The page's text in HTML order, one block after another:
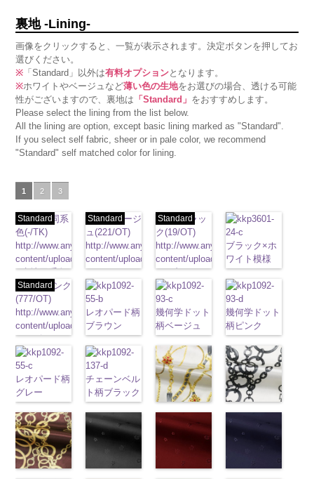
裏地 -Lining-
画像をクリックすると、一覧が表示されます。決定ボタンを押してお
選びください。
※ 「Standard」以外は有料オプションとなります。
※ホワイトやベージュなど薄い色の生地をお選びの場合、透ける可能
性がございますので、裏地は 「Standard」 をおすすめします。
Please select the lining from the list below.
All the lining are option, except basic lining marked as "Standard".
If you select self fabric, sheer or in pale color, we recommend
"Standard" self matched color for lining.
1 2 3
生地同系
色(-/TK)
http://www.anys.co.jp/wp-
content/uploads/2013/04/jpg
- 生地同系色
無地 ポリエ
ステル100％
CHARALIST、
d.、
DOLCELABY、
FairyRose、
JEANNE、
LUNAMARY、
LUNAMARY
ラージサイ
ズ、
Macolina、
NUDE、
pinkywolman
0
Standard
ベージ
ュ(221/OT)
http://www.anys.co.jp/wp-
content/uploads/2013/04/221.jpg
221 ベージュ
無地 ポリエ
ステル100％
CHARALIST、
d.、
DOLCELABY、
FairyRose、
JEANNE、
LUNAMARY、
LUNAMARY
ラージサイ
ズ、
Macolina、
NUDE、
0
Standard
ブラッ
ク(19/OT)
http://www.anys.co.jp/wp-
content/uploads/2013/02/19.jpg
19 ブラック
無地 ポリエ
ステル100％
CHARALIST、
d.、
DOLCELABY、
FairyRose、
JEANNE、
LUNAMARY、
LUNAMARY
ラージサイ
ズ、
Macolina、
NUDE、
0
Standard
ブラック×ホ
ワイト模様
(KKP3601-
24-C)
http://
content/uploads/
24-c.jpg
KKP3601-24-
C ブラック×
ホワイト 模
様 ポリエス
テル100％
DOLCELABY、
FairyRose
6000
ピンク
(777/OT)
http://www.anys.co.jp/wp-
content/uploads/2013/08/777.jpg
777 ピンク
無地 ポリエ
ステル100％
CHARALIST、
d.、
DOLCELABY、
FairyRose、
JEANNE、
LUNAMARY、
LUNAMARY
ラージサイ
Standard
レオパード柄
ブラウン
(KKP1092-
55-B/UN)
http://www.anys.co.jp/wp-
content/uploads/2013/08/kkp1092-
55-b.jpg
KKP1092-55-
B
ブラウン
レオパード柄
ポリエステル
DOLCELABY
幾何学ドット
柄ベージュ
(KKP1092-
93-C/UN)
http://www.anys.co.jp/wp-
content/uploads/2013/08/kkp1092-
93-c.jpg
KKP1092-93-
C
ベージュ
幾何学ドット
ポリエス
DOLCELABY
幾何学ドット
柄ピンク
(KKP1092-
93-D/UN)
http://
content/uploads/
93-d.jpg
KKP1092-93-
D
何学ドット柄
ポリエステル
DOLCELABY
レオパード柄
グレー
(KKP1092-
55-C/UN)
http://www.anys.co.jp/wp-
content/uploads/2013/08/kkp1092-
55-c.jpg
KKP1092-55-
チェーンベル
ト柄ブラック
(KKP1092-
137-D/UN)
http://www.anys.co.jp/wp-
content/uploads/2013/08/kkp1092-
KKP1092-
ト柄ホワイト
(KKP1092-
137-A/UN)
http://www.anys.co.jp/wp-
ワイト
(KKP2090-
145-A/UN)